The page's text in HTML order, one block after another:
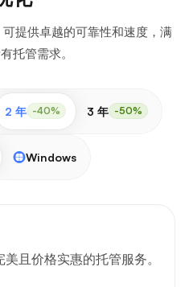
提供卓越的可靠性和速度，满
托管需求。
2 年 -40% 3 年 -50%
Windows
且价格实惠的托管服务。